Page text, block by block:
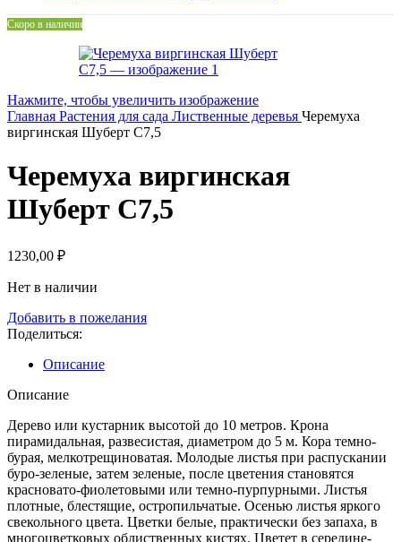
Скоро в наличии
Нажмите, чтобы увеличить изображение
Главная Растения для сада Лиственные деревья Черемуха
виргинская Шуберт С7,5
Черемуха виргинская
Шуберт С7,5
1230,00 ₽
Нет в наличии
Добавить в пожелания
Поделиться:
Описание
Описание
Дерево или кустарник высотой до 10 метров. Крона
пирамидальная, развесистая, диаметром до 5 м. Кора темно-
бурая, мелкотрещиноватая. Молодые листья при распускании
буро-зеленые, затем зеленые, после цветения становятся
красновато-фиолетовыми или темно-пурпурными. Листья
плотные, блестящие, остропильчатые. Осенью листья яркого
свекольного цвета. Цветки белые, практически без запаха, в
многоцветковых облиственных кистях. Цветет в середине-